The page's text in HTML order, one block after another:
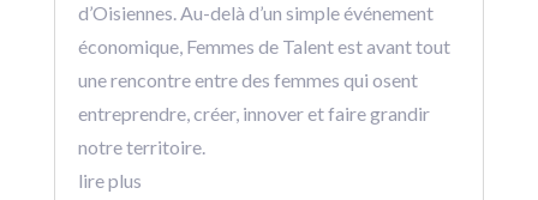
d’Oisiennes. Au-delà d’un simple événement
économique, Femmes de Talent est avant tout
une rencontre entre des femmes qui osent
entreprendre, créer, innover et faire grandir
notre territoire.
lire plus